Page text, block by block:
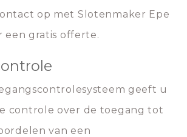
op met Slotenmaker Epe
een gratis offerte.
geeft u
controle over de toegang tot
van een